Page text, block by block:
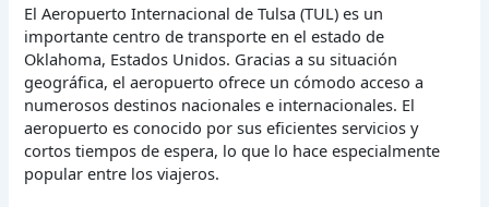
El Aeropuerto Internacional de Tulsa (TUL) es un
importante centro de transporte en el estado de
Oklahoma, Estados Unidos. Gracias a su situación
geográfica, el aeropuerto ofrece un cómodo acceso a
numerosos destinos nacionales e internacionales. El
aeropuerto es conocido por sus eficientes servicios y
cortos tiempos de espera, lo que lo hace especialmente
popular entre los viajeros.